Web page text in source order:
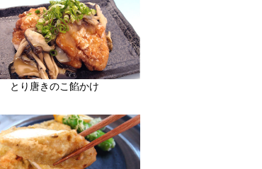
とり唐きのこ餡かけ